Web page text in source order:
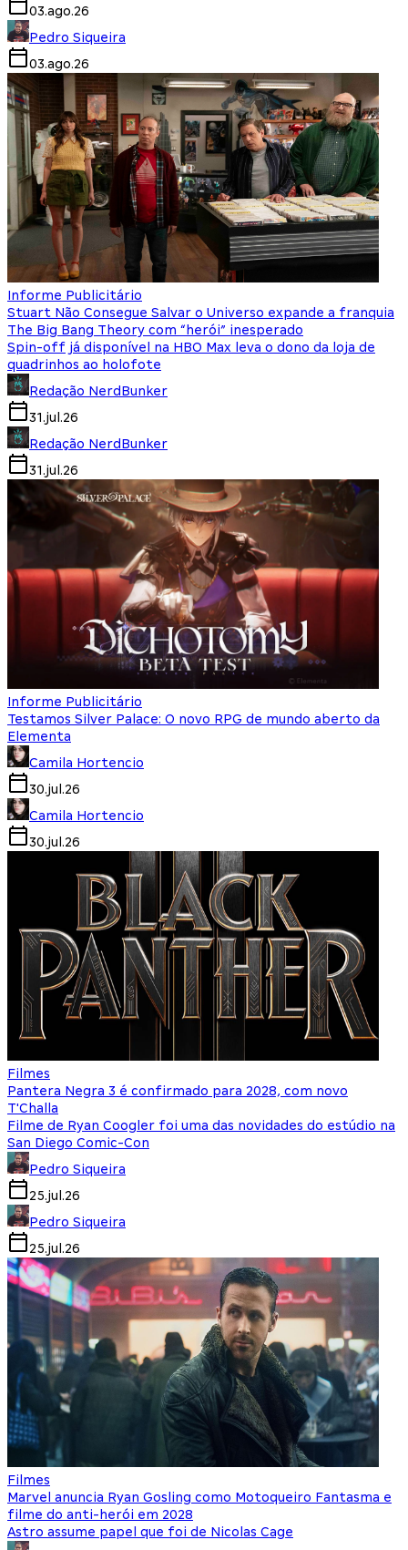
03.ago.26
Pedro Siqueira
03.ago.26
Informe Publicitário
Stuart Não Consegue Salvar o Universo expande a franquia
The Big Bang Theory com “herói” inesperado
Spin-off já disponível na HBO Max leva o dono da loja de
quadrinhos ao holofote
Redação NerdBunker
31.jul.26
Redação NerdBunker
31.jul.26
Informe Publicitário
Testamos Silver Palace: O novo RPG de mundo aberto da
Elementa
Camila Hortencio
30.jul.26
Camila Hortencio
30.jul.26
Filmes
Pantera Negra 3 é confirmado para 2028, com novo
T'Challa
Filme de Ryan Coogler foi uma das novidades do estúdio na
San Diego Comic-Con
Pedro Siqueira
25.jul.26
Pedro Siqueira
25.jul.26
Filmes
Marvel anuncia Ryan Gosling como Motoqueiro Fantasma e
filme do anti-herói em 2028
Astro assume papel que foi de Nicolas Cage